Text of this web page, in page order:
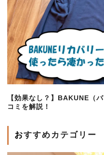
【効果なし？】BAKUNE（
コミを解説！
おすすめカテゴリー